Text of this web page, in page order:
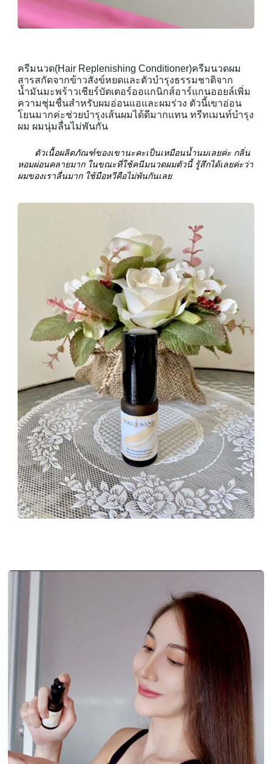
ครีมนวด(Hair Replenishing Conditioner)ครีมนวดผม
สารสกัดจากข้าวสังข์หยดและตัวบำรุงธรรมชาติจาก
น้ำมันมะพร้าวเชียร์บัตเตอร์ออแกนิกส์อาร์แกนออยล์เพิ่ม
ความชุ่มชื่นสำหรับผมอ่อนแอและผมร่วง ตัวนี้เขาอ่อน
โยนมากค่ะช่วยบำรุงเส้นผมได้ดีมากแทน ทรีทเมนท์บำรุง
ผม ผมนุ่มลื่นไม่พันกัน
ตัวเนื้อผลิตภัณฑ์ของเขานะคะเป็นเหมือนน้ำนมเลยค่ะ กลิ่น
หอมผ่อนคลายมาก ในขณะที่ใช้คนีมนวดผมตัวนี้ รู้สึกได้เลยค่ะว่า
ผมของเราลื่นมาก ใช้มือหวีคือไม่พันกันเลย